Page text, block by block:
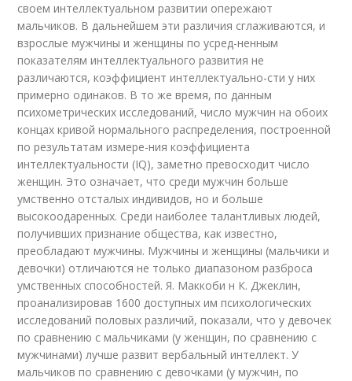
своем интеллектуальном развитии опережают
мальчиков. В дальнейшем эти различия сглаживаются, и
взрослые мужчины и женщины по усред-ненным
показателям интеллектуального развития не
различаются, коэффициент интеллектуально-сти у них
примерно одинаков. В то же время, по данным
психометрических исследований, число мужчин на обоих
концах кривой нормального распределения, построенной
по результатам измере-ния коэффициента
интеллектуальности (IQ), заметно превосходит число
женщин. Это означает, что среди мужчин больше
умственно отсталых индивидов, но и больше
высокоодаренных. Среди наиболее талантливых людей,
получивших признание общества, как известно,
преобладают мужчины. Мужчины и женщины (мальчики и
девочки) отличаются не только диапазоном разброса
умственных способностей. Я. Маккоби н К. Джеклин,
проанализировав 1600 доступных им психологических
исследований половых различий, показали, что у девочек
по сравнению с мальчиками (у женщин, по сравнению с
мужчинами) лучше развит вербальный интеллект. У
мальчиков по сравнению с девочками (у мужчин, по